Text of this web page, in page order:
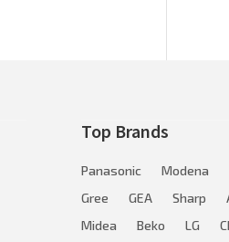
Top Brands
Panasonic Modena
Gree
GEA Sharp
Midea
Beko LG